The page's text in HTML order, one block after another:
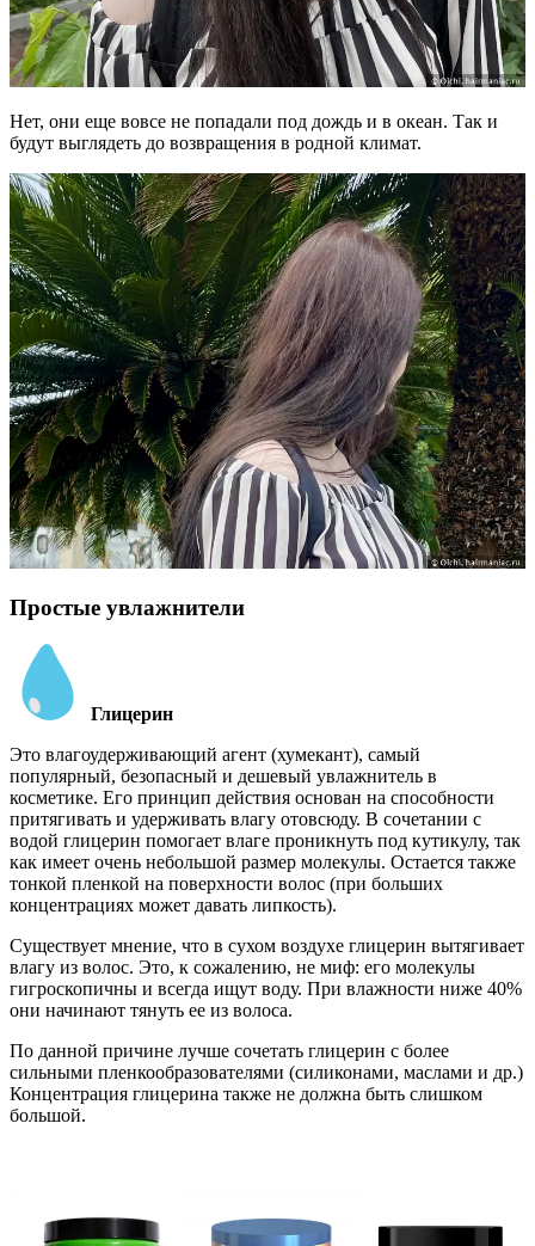
Нет, они еще вовсе не попадали под дождь и в океан. Так и
будут выглядеть до возвращения в родной климат.
Простые увлажнители
Глицерин
Это влагоудерживающий агент (хумекант), самый
популярный, безопасный и дешевый увлажнитель в
косметике. Его принцип действия основан на способности
притягивать и удерживать влагу отовсюду. В сочетании с
водой глицерин помогает влаге проникнуть под кутикулу, так
как имеет очень небольшой размер молекулы. Остается также
тонкой пленкой на поверхности волос (при больших
концентрациях может давать липкость).
Существует мнение, что в сухом воздухе глицерин вытягивает
влагу из волос. Это, к сожалению, не миф: его молекулы
гигроскопичны и всегда ищут воду. При влажности ниже 40%
они начинают тянуть ее из волоса.
По данной причине лучше сочетать глицерин с более
сильными пленкообразователями (силиконами, маслами и др.)
Концентрация глицерина также не должна быть слишком
большой.